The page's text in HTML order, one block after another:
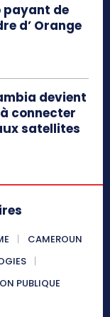
payant de
d’ Orange
devient
connecter
satellites
CAMEROUN
PUBLIQUE